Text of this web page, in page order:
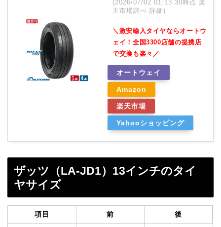
(2026/07/02 01:13:30時点 楽
天市場調べ-詳細)
＼激安輸入タイヤならオートウ
ェイ！全国3300店舗の提携店
で交換も楽々／
オートウェイ
Amazon
楽天市場
Yahooショッピング
ザッツ（LA-JD1）13インチのタイ
ヤサイズ
項目 前 後